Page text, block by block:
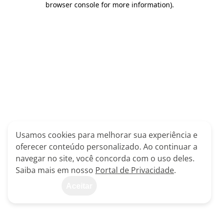
browser console for more information).
Usamos cookies para melhorar sua experiência e
oferecer conteúdo personalizado. Ao continuar a
navegar no site, você concorda com o uso deles.
Saiba mais em nosso Portal de Privacidade.